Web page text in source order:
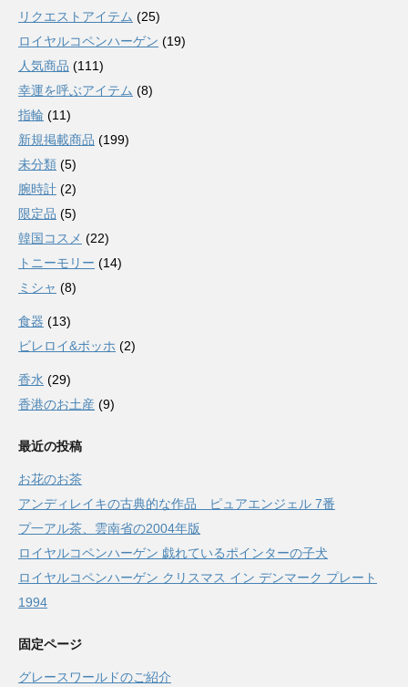
リクエストアイテム (25)
ロイヤルコペンハーゲン (19)
人気商品 (111)
幸運を呼ぶアイテム (8)
指輪 (11)
新規掲載商品 (199)
未分類 (5)
腕時計 (2)
限定品 (5)
韓国コスメ (22)
トニーモリー (14)
ミシャ (8)
食器 (13)
ビレロイ&ボッホ (2)
香水 (29)
香港のお土産 (9)
最近の投稿
お花のお茶
アンディレイキの古典的な作品 ピュアエンジェル 7番
プ一アル茶、雲南省の2004年版
ロイヤルコペンハーゲン 戯れているポインターの子犬
ロイヤルコペンハーゲン クリスマス イン デンマーク プレート
1994
固定ページ
グレースワールドのご紹介